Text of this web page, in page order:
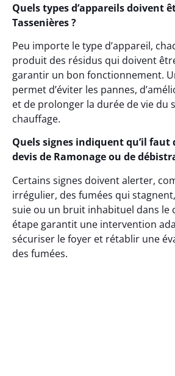
Quels types d’appareils doivent
Tassenières ?
Peu importe le type d’appareil,
produit des résidus qui doivent
garantir un bon fonctionnement.
permet d’éviter les pannes,
et de prolonger la durée de vie du
chauffage.
Quels signes indiquent qu’il faut
devis de Ramonage ou de
Certains signes doivent alerter,
irrégulier, des fumées qui
suie ou un bruit inhabituel dans le
étape garantit une intervention
sécuriser le foyer et rétablir une
des fumées.